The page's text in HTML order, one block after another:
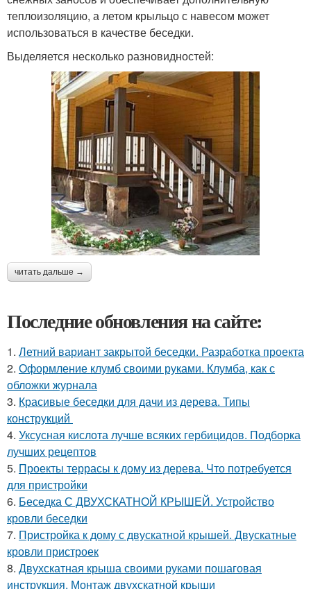
теплоизоляцию, а летом крыльцо с навесом может
использоваться в качестве беседки.
Выделяется несколько разновидностей:
читать дальше →
Последние обновления на сайте:
1. Летний вариант закрытой беседки. Разработка проекта
2. Оформление клумб своими руками. Клумба, как с
обложки журнала
3. Красивые беседки для дачи из дерева. Типы
конструкций
4. Уксусная кислота лучше всяких гербицидов. Подборка
лучших рецептов
5. Проекты террасы к дому из дерева. Что потребуется
для пристройки
6. Беседка С ДВУХСКАТНОЙ КРЫШЕЙ. Устройство
кровли беседки
7. Пристройка к дому с двускатной крышей. Двускатные
кровли пристроек
8. Двухскатная крыша своими руками пошаговая
инструкция. Монтаж двухскатной крыши